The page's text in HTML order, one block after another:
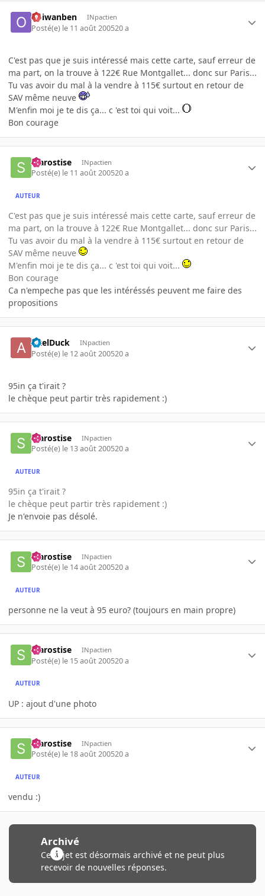
obiwanben INpactien
Posté(e) le 11 août 200520 a
C'est pas que je suis intéressé mais cette carte, sauf erreur de
ma part, on la trouve à 122€ Rue Montgallet... donc sur Paris...
Tu vas avoir du mal à la vendre à 115€ surtout en retour de
SAV même neuve
M'enfin moi je te dis ça... c 'est toi qui voit...
Bon courage
starostise INpactien
Posté(e) le 11 août 200520 a
AUTEUR
C'est pas que je suis intéressé mais cette carte, sauf erreur de
ma part, on la trouve à 122€ Rue Montgallet... donc sur Paris...
Tu vas avoir du mal à la vendre à 115€ surtout en retour de
SAV même neuve
M'enfin moi je te dis ça... c 'est toi qui voit...
Bon courage
Ca n'empeche pas que les intéréssés peuvent me faire des
propositions
AxelDuck INpactien
Posté(e) le 12 août 200520 a
95in ça t'irait ?
le chèque peut partir très rapidement :)
starostise INpactien
Posté(e) le 13 août 200520 a
AUTEUR
95in ça t'irait ?
le chèque peut partir très rapidement :)
Je n'envoie pas désolé.
starostise INpactien
Posté(e) le 14 août 200520 a
AUTEUR
personne ne la veut à 95 euro? (toujours en main propre)
starostise INpactien
Posté(e) le 15 août 200520 a
AUTEUR
UP : ajout d'une photo
starostise INpactien
Posté(e) le 18 août 200520 a
AUTEUR
vendu :)
Archivé
Ce sujet est désormais archivé et ne peut plus
recevoir de nouvelles réponses.